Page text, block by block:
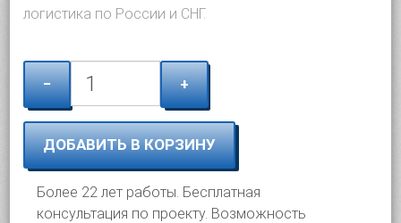
логистика по России и СНГ.
− +
ДОБАВИТЬ В КОРЗИНУ
Более 22 лет работы. Бесплатная
консультация по проекту. Возможность